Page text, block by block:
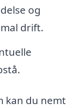
og
drift.
kan du nemt